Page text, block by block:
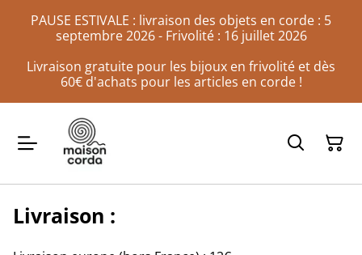
PAUSE ESTIVALE : livraison des objets en corde : 5
septembre 2026 - Frivolité : 16 juillet 2026
Livraison gratuite pour les bijoux en frivolité et dès
60€ d'achats pour les articles en corde !
Livraison :